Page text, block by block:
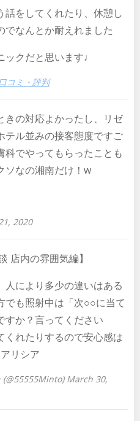
話をしてくれたり、休憩し
でなんとか耐えれました
クだと思います♩
コミ・評判
きの対応よかったし、リゼ
テル並みの接客態度ですご
でやってもらったことも
ソなの湘南だけ！w
2020
店内の雰囲気編】
人により多少の違いはある
でも照射中は「次○○に当て
すか？言ってください
くれたりするので安心感は
リシア
(@55555Minto) March 30,